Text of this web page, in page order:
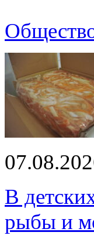
В
рыбы и